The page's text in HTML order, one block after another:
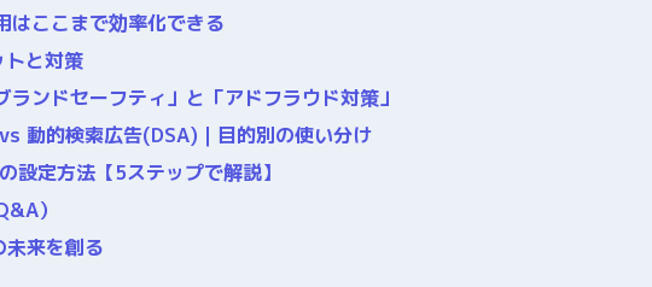
はここまで効率化できる
と対策
ランドセーフティ」と「アドフラウド対策」
動的検索広告(DSA)｜目的別の使い分け
定方法【5ステップで解説】
）
来を創る